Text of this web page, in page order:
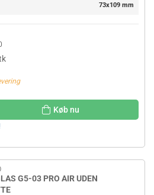
73x109 mm
Køb nu
G5-03 PRO AIR UDEN